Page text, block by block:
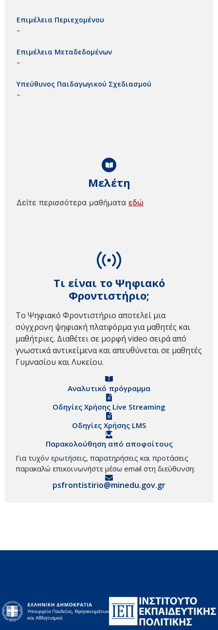
Τι είναι το Ψηφιακό
Φροντιστήριο;
Το Ψηφιακό Φροντιστήριο αποτελεί μια
σύγχρονη ψηφιακή πλατφόρμα για μαθητές και
μαθήτριες. Διαθέτει σε μορφή video σειρά από
γνωστικά αντικείμενα και απευθύνεται σε μαθητές
Γυμνασίου και Λυκείου.
Αναλυτικό πρόγραμμα
Οδηγίες Χρήσης Live Streaming
Οδηγίες Χρήσης LMS
Παρακολούθηση από αποφοίτους
Για τυχόν ερωτήσεις, παρατηρήσεις και προτάσεις
παρακαλώ επικοινωνήστε μέσω email στη διεύθυνση:
psfrontistirio@minedu.gov.gr
Μελέτη
Δείτε περισσότερα μαθήματα εδώ
Επιμέλεια Περιεχομένου
–
Επιμέλεια Μεταδεδομένων
–
Υπεύθυνος Παιδαγωγικού Σχεδιασμού
–